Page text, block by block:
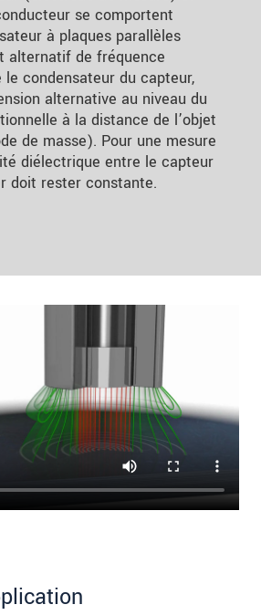
se comportent
à plaques parallèles
alternatif de fréquence
condensateur du capteur,
alternative au niveau du
à la distance de l’objet
de masse). Pour une mesure
diélectrique entre le capteur
doit rester constante.